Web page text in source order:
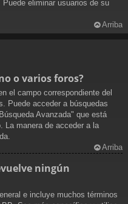
eliminar usuarios de su
Arriba
o varios foros?
el campo correspondiente del
Puede acceder a búsquedas
Avanzada" que está
La manera de acceder a la
Arriba
ningún
e incluye muchos términos